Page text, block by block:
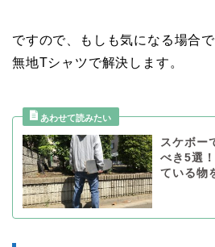
ですので、もしも気になる場合
無地Tシャツで解決します。
スケボー
べき5選
ている物